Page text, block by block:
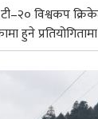
विश्वकप
हुने